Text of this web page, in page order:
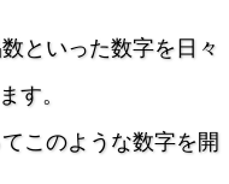
といった数字を日々
す。
このような数字を開